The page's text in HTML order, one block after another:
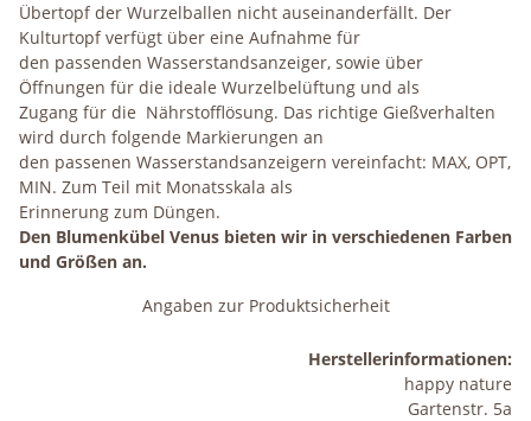
Übertopf der Wurzelballen nicht auseinanderfällt. Der
Kulturtopf verfügt über eine Aufnahme für
den passenden Wasserstandsanzeiger, sowie über
Öffnungen für die ideale Wurzelbelüftung und als
Zugang für die Nährstofflösung. Das richtige Gießverhalten
wird durch folgende Markierungen an
den passenen Wasserstandsanzeigern vereinfacht: MAX, OPT,
MIN. Zum Teil mit Monatsskala als
Erinnerung zum Düngen.
Den Blumenkübel Venus bieten wir in verschiedenen Farben
und Größen an.
Angaben zur Produktsicherheit
Herstellerinformationen:
happy nature
Gartenstr. 5a